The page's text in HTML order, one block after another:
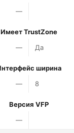
—
Имеет TrustZone
—
Да
ширина
—
8
Версия VFP
—